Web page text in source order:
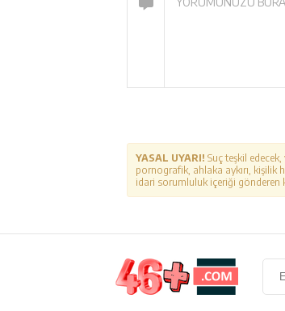
YASAL UYARI! Suç teşkil
pornografik, ahlaka aykırı, kişilik
idari sorumluluk içeriği gönderen